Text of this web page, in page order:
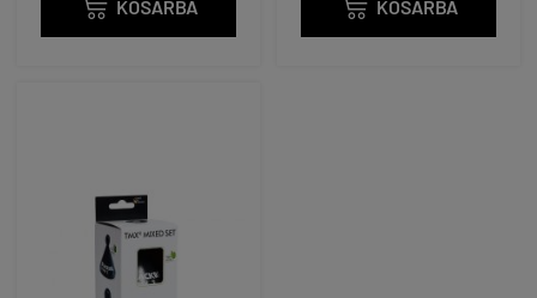
 KOSÁRBA  KOSÁRBA